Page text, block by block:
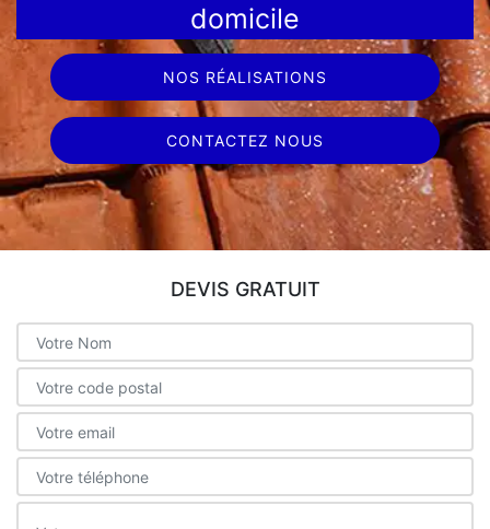
domicile
NOS RÉALISATIONS
CONTACTEZ NOUS
DEVIS GRATUIT